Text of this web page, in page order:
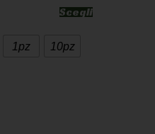
Scegli
1pz 10pz